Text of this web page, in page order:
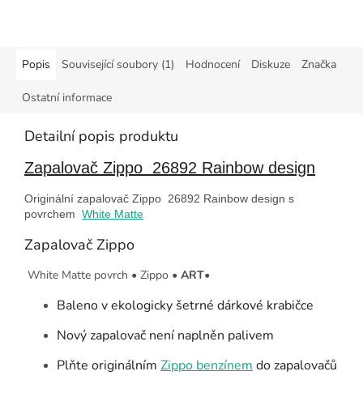
Popis Související soubory (1) Hodnocení Diskuze Značka
Ostatní informace
Detailní popis produktu
Zapalovač Zippo 26892 Rainbow design
Originální zapalovač Zippo 26892 Rainbow design s
povrchem White Matte
Zapalovač Zippo
White Matte povrch • Zippo • ART•
Baleno v ekologicky šetrné dárkové krabičce
Nový zapalovač není naplněn palivem
Plňte originálním Zippo benzínem do zapalovačů